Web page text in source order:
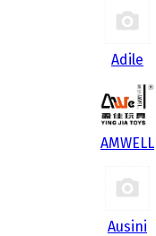
Adile
AMWELL
Ausini